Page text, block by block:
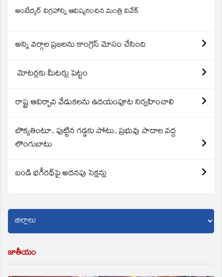
అంబేద్కర్ విగ్రహాన్ని ఆవిష్కరించిన మంత్రి వివేక్
అన్ని వర్గాల ప్రజలను కాంగ్రెస్ మోసం చేసింది
మోటర్లకు మీటర్లు పెట్టం
రాష్ట్ర ఆవిర్బావ వేడుకలను ఉదయంపూట నిర్వహించాలి
బొక్కతింటూ.. పుట్టిన గడ్డకు పోటు.. ప్రభువు పాదాల వద్ద
లొంగుబాటు
బండి భగీరథ్‌పై అదనపు సెక్షన్లు
జాతీయం